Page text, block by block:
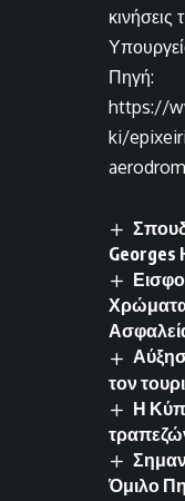
Πηγή:
https://
ki/
Georges
τον
Η
Όμιλο